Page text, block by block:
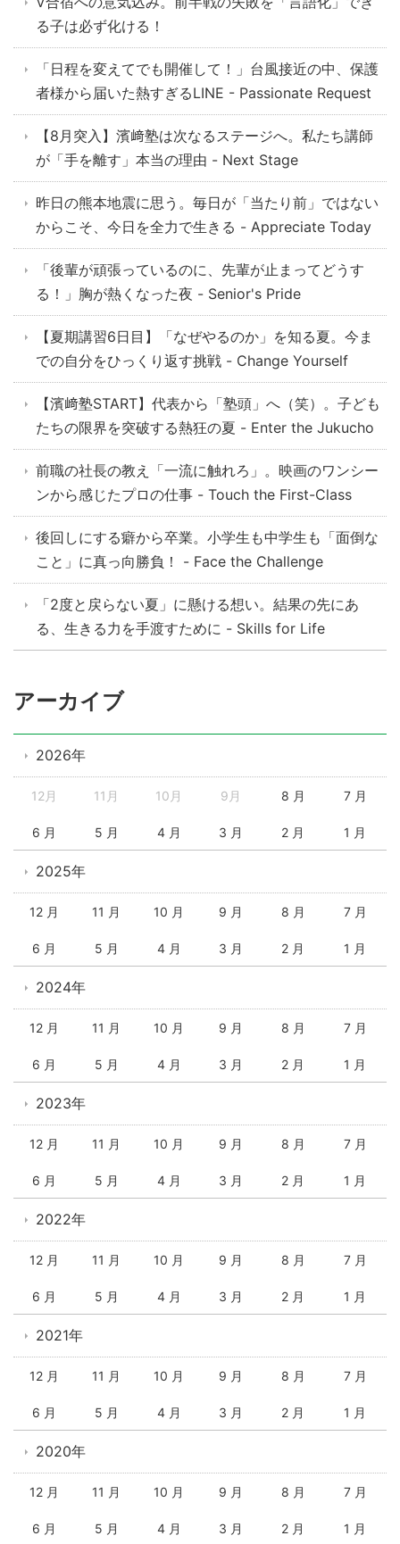
る子は必ず化ける！
「日程を変えてでも開催して！」台風接近の中、保護
者様から届いた熱すぎるLINE - Passionate Request
【8月突入】濱﨑塾は次なるステージへ。私たち講師
が「手を離す」本当の理由 - Next Stage
昨日の熊本地震に思う。毎日が「当たり前」ではない
からこそ、今日を全力で生きる - Appreciate Today
「後輩が頑張っているのに、先輩が止まってどうす
る！」胸が熱くなった夜 - Senior's Pride
【夏期講習6日目】「なぜやるのか」を知る夏。今ま
での自分をひっくり返す挑戦 - Change Yourself
【濱﨑塾START】代表から「塾頭」へ（笑）。子ども
たちの限界を突破する熱狂の夏 - Enter the Jukucho
前職の社長の教え「一流に触れろ」。映画のワンシー
ンから感じたプロの仕事 - Touch the First-Class
後回しにする癖から卒業。小学生も中学生も「面倒な
こと」に真っ向勝負！ - Face the Challenge
「2度と戻らない夏」に懸ける想い。結果の先にあ
る、生きる力を手渡すために - Skills for Life
アーカイブ
2026年
12月 11月 10月 9月 8 月 7 月
6 月 5 月 4 月 3 月 2 月 1 月
2025年
12 月 11 月 10 月 9 月 8 月 7 月
6 月 5 月 4 月 3 月 2 月 1 月
2024年
12 月 11 月 10 月 9 月 8 月 7 月
6 月 5 月 4 月 3 月 2 月 1 月
2023年
12 月 11 月 10 月 9 月 8 月 7 月
6 月 5 月 4 月 3 月 2 月 1 月
2022年
12 月 11 月 10 月 9 月 8 月 7 月
6 月 5 月 4 月 3 月 2 月 1 月
2021年
12 月 11 月 10 月 9 月 8 月 7 月
6 月 5 月 4 月 3 月 2 月 1 月
2020年
12 月 11 月 10 月 9 月 8 月 7 月
6 月 5 月 4 月 3 月 2 月 1 月